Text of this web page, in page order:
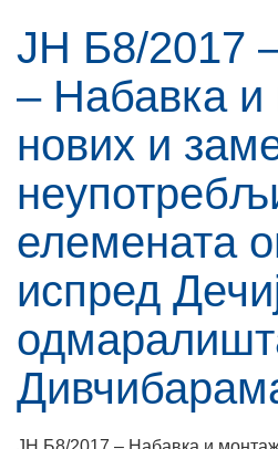
ЈН Б8/2017
– Набавка
нових и
елемената
испред